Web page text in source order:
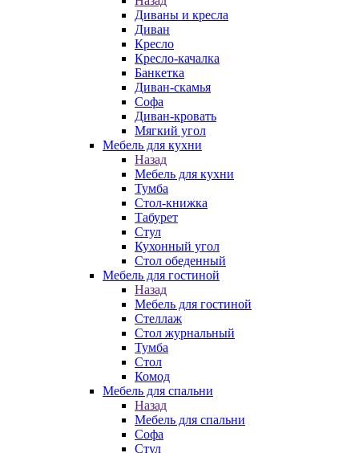
Диваны и кресла
Диван
Кресло
Кресло-качалка
Банкетка
Диван-скамья
Софа
Диван-кровать
Мягкий угол
Мебель для кухни
Назад
Мебель для кухни
Тумба
Стол-книжка
Табурет
Стул
Кухонный угол
Стол обеденный
Мебель для гостиной
Назад
Мебель для гостиной
Стеллаж
Стол журнальный
Тумба
Стол
Комод
Мебель для спальни
Назад
Мебель для спальни
Софа
Стул